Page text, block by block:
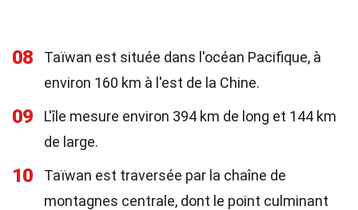
08
Taïwan est située dans l'océan Pacifique, à
environ 160 km à l'est de la Chine.
09
L'île mesure environ 394 km de long et 144 km
de large.
10
Taïwan est traversée par la chaîne de
montagnes centrale, dont le point culminant